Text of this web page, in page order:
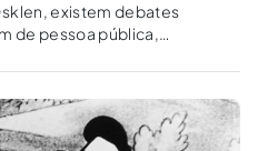
existem debates
de pessoa pública,